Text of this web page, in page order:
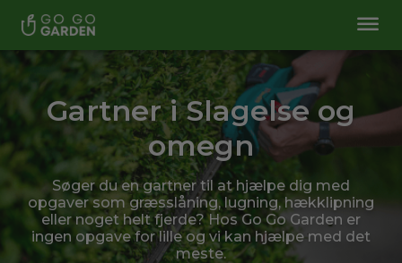
Gartner i Slagelse og
omegn
Søger du en gartner til at hjælpe dig med
opgaver som græsslåning, lugning, hækklipning
eller noget helt fjerde? Hos Go Go Garden er
ingen opgave for lille og vi kan hjælpe med det
meste.